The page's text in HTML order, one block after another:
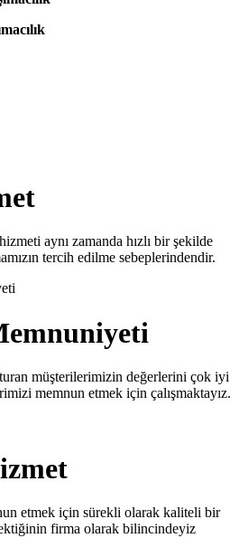
aynı zamanda hızlı bir şekilde
tercih edilme sebeplerindendir.
müşterilerimizin değerlerini çok iyi
memnun etmek için çalışmaktayız.
etmek için sürekli olarak kaliteli bir
firma olarak bilincindeyiz